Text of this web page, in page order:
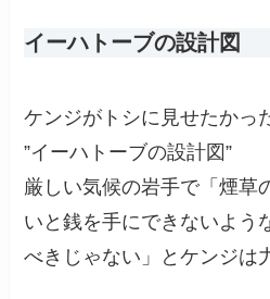
イーハトーブの設計図
ケンジがトシに見せたかっ
”イーハトーブの設計図”
厳しい気候の岩手で「煙草
いと銭を手にできないよう
べきじゃない」とケンジは